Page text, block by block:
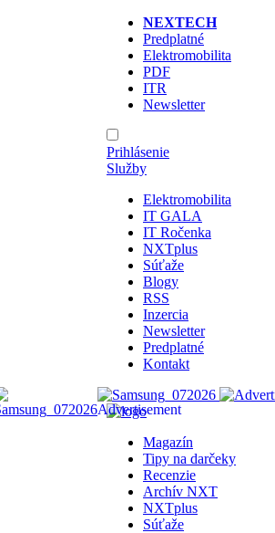
NEXTECH
Predplatné
Elektromobilita
PDF
ITR
Newsletter
Prihlásenie
Služby
Elektromobilita
IT GALA
IT Ročenka
NXTplus
Súťaže
Blogy
RSS
Inzercia
Newsletter
Predplatné
Kontakt
Magazín
Tipy na darčeky
Recenzie
Archív NXT
NXTplus
Súťaže